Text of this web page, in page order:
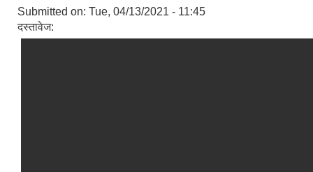
Submitted on: Tue, 04/13/2021 - 11:45
दस्तावेज: